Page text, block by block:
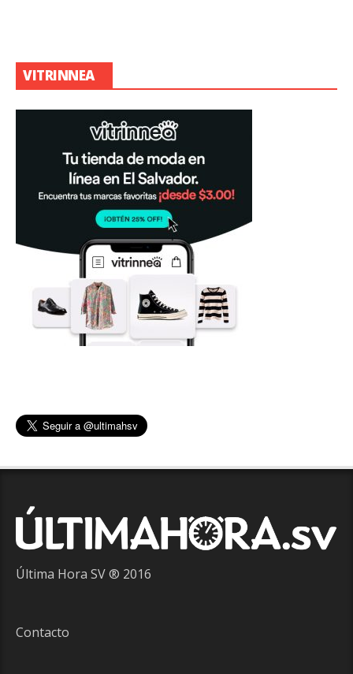
VITRINNEA
Última Hora SV ® 2016
Contacto